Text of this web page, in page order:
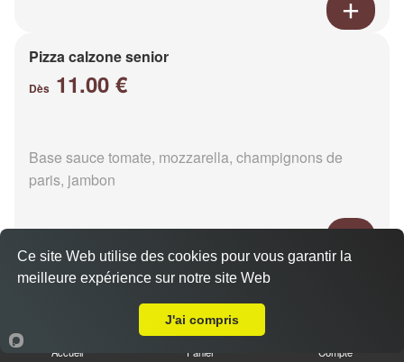
Pizza calzone senior
Dès 11.00 €
Base sauce tomate, mozzarella, champignons de
paris, jambon
Pizza 4 fromages senior
Accueil Panier Compte
Ce site Web utilise des cookies pour vous garantir la
meilleure expérience sur notre site Web
J'ai compris